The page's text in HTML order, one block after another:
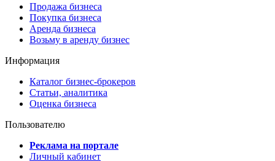
Продажа бизнеса
Покупка бизнеса
Аренда бизнеса
Возьму в аренду бизнес
Информация
Каталог бизнес-брокеров
Статьи, аналитика
Оценка бизнеса
Пользователю
Реклама на портале
Личный кабинет